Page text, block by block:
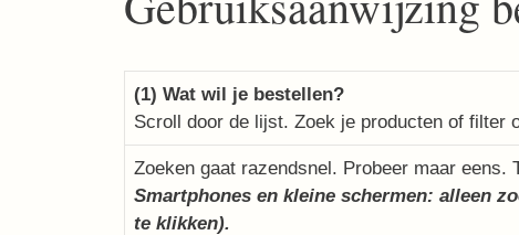
(1) Wat wil je bestellen?
Scroll door de lijst. Zoek je producten of filter
Zoeken gaat razendsnel. Probeer maar eens.
Smartphones en kleine schermen: alleen
te klikken).